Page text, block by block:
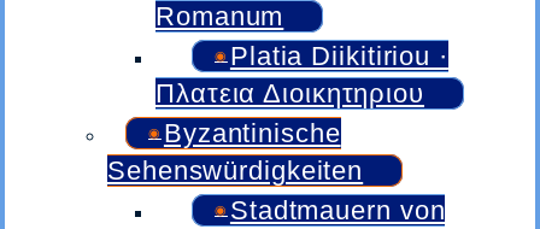
Romanum
Platia Diikitiriou ·
Πλατεια Διοικητηριου
Byzantinische
Sehenswürdigkeiten
Stadtmauern von